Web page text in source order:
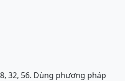
32, 56. Dùng phương pháp